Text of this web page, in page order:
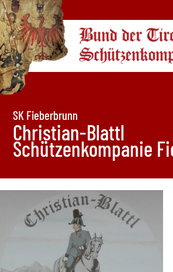
SK Fieberbrunn
Christian-Blattl
Schützenkompanie